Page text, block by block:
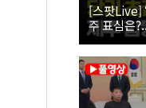
[스팟Live]
주 표심은
제주 합동